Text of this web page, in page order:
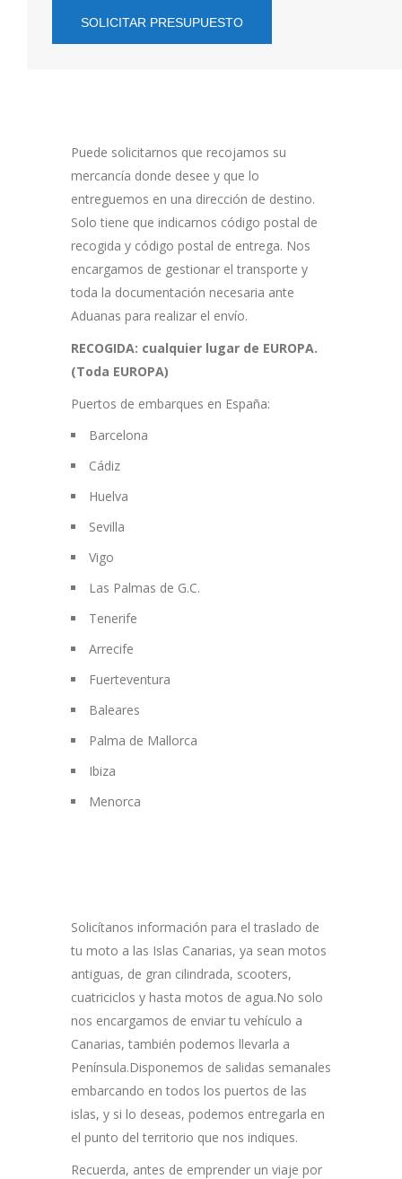
SOLICITAR PRESUPUESTO
Puede solicitarnos que recojamos su
mercancía donde desee y que lo
entreguemos en una dirección de destino.
Solo tiene que indicarnos código postal de
recogida y código postal de entrega. Nos
encargamos de gestionar el transporte y
toda la documentación necesaria ante
Aduanas para realizar el envío.
RECOGIDA: cualquier lugar de EUROPA.
(Toda EUROPA)
Puertos de embarques en España:
Barcelona
Cádiz
Huelva
Sevilla
Vigo
Las Palmas de G.C.
Tenerife
Arrecife
Fuerteventura
Baleares
Palma de Mallorca
Ibiza
Menorca
Solicítanos información para el traslado de
tu moto a las Islas Canarias, ya sean motos
antiguas, de gran cilindrada, scooters,
cuatriciclos y hasta motos de agua.No solo
nos encargamos de enviar tu vehículo a
Canarias, también podemos llevarla a
Península.Disponemos de salidas semanales
embarcando en todos los puertos de las
islas, y si lo deseas, podemos entregarla en
el punto del territorio que nos indiques.
Recuerda, antes de emprender un viaje por